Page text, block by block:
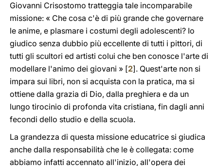
Giovanni Crisostomo tratteggia tale incomparabile
missione: « Che cosa c'è di più grande che governare
le anime, e plasmare i costumi degli adolescenti? Io
giudico senza dubbio più eccellente di tutti i pittori, di
tutti gli scultori ed artisti colui che ben conosce l'arte di
modellare l'animo dei giovani » [2]. Quest'arte non si
impara sui libri, non si acquista con la pratica, ma si
ottiene dalla grazia di Dio, dalla preghiera e da un
lungo tirocinio di profonda vita cristiana, fin dagli anni
fecondi dello studio e della scuola.
La grandezza di questa missione educatrice si giudica
anche dalla responsabilità che le è collegata: come
abbiamo infatti accennato all'inizio, all'opera dei